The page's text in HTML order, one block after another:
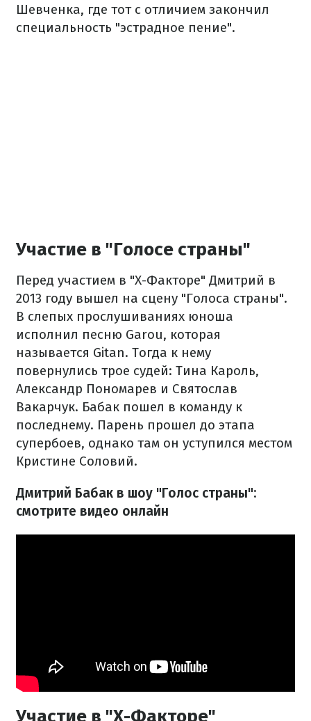
Шевченка, где тот с отличием закончил
специальность "эстрадное пение".
Участие в "Голосе страны"
Перед участием в "Х-Факторе" Дмитрий в
2013 году вышел на сцену "Голоса страны".
В слепых прослушиваниях юноша
исполнил песню Garou, которая
называется Gitan. Тогда к нему
повернулись трое судей: Тина Кароль,
Александр Пономарев и Святослав
Вакарчук. Бабак пошел в команду к
последнему. Парень прошел до этапа
супербоев, однако там он уступился местом
Кристине Соловий.
Дмитрий Бабак в шоу "Голос страны":
смотрите видео онлайн
Участие в "Х-Факторе"